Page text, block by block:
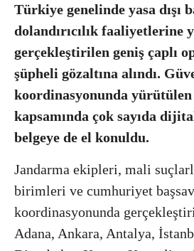
Türkiye genelinde yasa dışı
dolandırıcılık faaliyetlerine
gerçekleştirilen geniş çaplı
şüpheli gözaltına alındı.
koordinasyonunda yürütülen
kapsamında çok sayıda
belgeye de el konuldu.
Jandarma ekipleri, mali
birimleri ve cumhuriyet
koordinasyonunda
Adana, Ankara, Antalya,